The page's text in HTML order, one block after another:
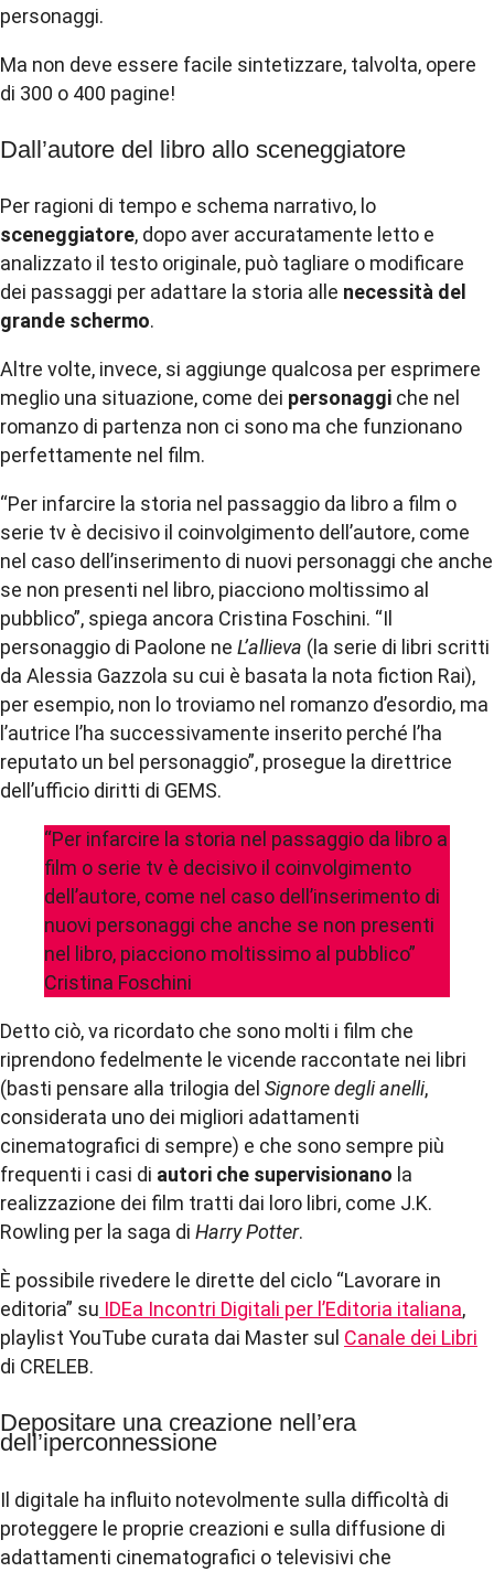
personaggi.
Ma non deve essere facile sintetizzare, talvolta, opere
di 300 o 400 pagine!
Dall’autore del libro allo sceneggiatore
Per ragioni di tempo e schema narrativo, lo
sceneggiatore, dopo aver accuratamente letto e
analizzato il testo originale, può tagliare o modificare
dei passaggi per adattare la storia alle necessità del
grande schermo.
Altre volte, invece, si aggiunge qualcosa per esprimere
meglio una situazione, come dei personaggi che nel
romanzo di partenza non ci sono ma che funzionano
perfettamente nel film.
“Per infarcire la storia nel passaggio da libro a film o
serie tv è decisivo il coinvolgimento dell’autore, come
nel caso dell’inserimento di nuovi personaggi che anche
se non presenti nel libro, piacciono moltissimo al
pubblico”, spiega ancora Cristina Foschini. “Il
personaggio di Paolone ne L’allieva (la serie di libri scritti
da Alessia Gazzola su cui è basata la nota fiction Rai),
per esempio, non lo troviamo nel romanzo d’esordio, ma
l’autrice l’ha successivamente inserito perché l’ha
reputato un bel personaggio”, prosegue la direttrice
dell’ufficio diritti di GEMS.
“Per infarcire la storia nel passaggio da libro a
film o serie tv è decisivo il coinvolgimento
dell’autore, come nel caso dell’inserimento di
nuovi personaggi che anche se non presenti
nel libro, piacciono moltissimo al pubblico”
Cristina Foschini
Detto ciò, va ricordato che sono molti i film che
riprendono fedelmente le vicende raccontate nei libri
(basti pensare alla trilogia del Signore degli anelli,
considerata uno dei migliori adattamenti
cinematografici di sempre) e che sono sempre più
frequenti i casi di autori che supervisionano la
realizzazione dei film tratti dai loro libri, come J.K.
Rowling per la saga di Harry Potter.
È possibile rivedere le dirette del ciclo “Lavorare in
editoria” su IDEa Incontri Digitali per l’Editoria italiana,
playlist YouTube curata dai Master sul Canale dei Libri
di CRELEB.
Depositare una creazione nell’era
dell’iperconnessione
Il digitale ha influito notevolmente sulla difficoltà di
proteggere le proprie creazioni e sulla diffusione di
adattamenti cinematografici o televisivi che